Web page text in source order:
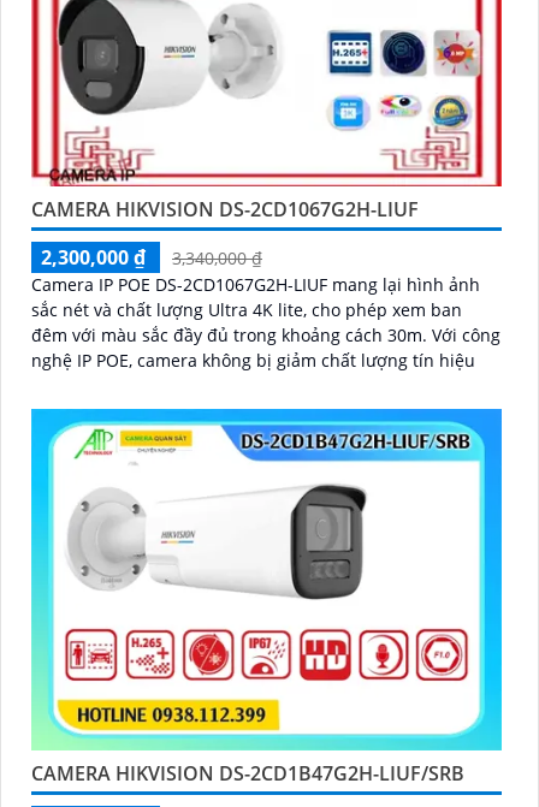
CAMERA HIKVISION DS-2CD1067G2H-LIUF
2,300,000 ₫
3,340,000 ₫
Camera IP POE DS-2CD1067G2H-LIUF mang lại hình ảnh
sắc nét và chất lượng Ultra 4K lite, cho phép xem ban
đêm với màu sắc đầy đủ trong khoảng cách 30m. Với công
nghệ IP POE, camera không bị giảm chất lượng tín hiệu
CAMERA HIKVISION DS-2CD1B47G2H-LIUF/SRB